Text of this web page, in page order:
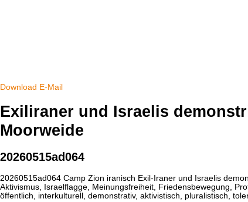
Download E-Mail
Exiliraner und Israelis
Moorweide
20260515ad064
20260515ad064 Camp Zion iranisch Exil-Iraner und Israelis
Aktivismus, Israelflagge, Meinungsfreiheit, Friedensbewegung,
öffentlich, interkulturell, demonstrativ, aktivistisch, pluralistisch,